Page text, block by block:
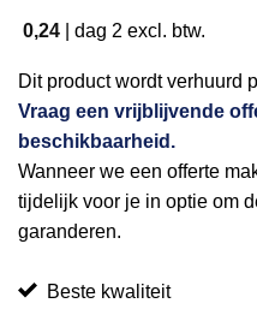
0,24 dag 2 excl. btw.
Dit product wordt verhuurd
Vraag een vrijblijvende
beschikbaarheid.
Wanneer we een offerte
tijdelijk voor je in optie om
garanderen.
Beste kwaliteit